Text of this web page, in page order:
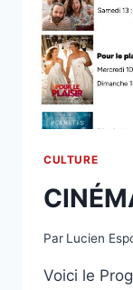
CULTURE
Par Lucien
Voici le